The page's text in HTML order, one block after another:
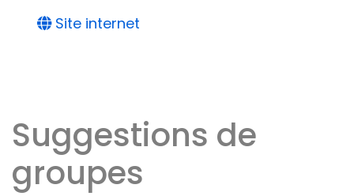
Site internet
Suggestions de
groupes